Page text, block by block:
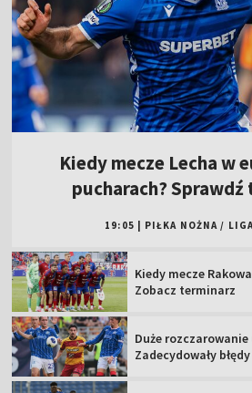
Kiedy mecze Lecha w
pucharach?
19:05 PIŁKA NOŻNA /
Kiedy mecze
Zobacz terminarz
Duże rozczarowanie
Zadecydowały